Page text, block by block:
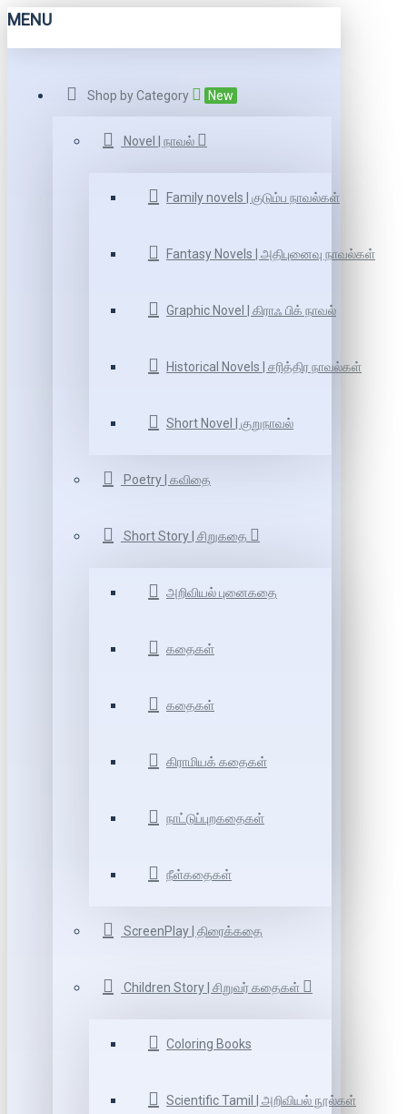
MENU
Shop by Category New
Novel | நாவல்
Family novels | குடும்ப நாவல்கள்
Fantasy Novels | அதிபுனைவு நாவல்கள்
Graphic Novel | கிராஃ பிக் நாவல்
Historical Novels | சரித்திர நாவல்கள்
Short Novel | குறுநாவல்
Poetry | கவிதை
Short Story | சிறுகதை
அறிவியல் புனைகதை
கதைகள்
கதைகள்
கிராமியக் கதைகள்
நாட்டுப்புறகதைகள்
நீள்கதைகள்
ScreenPlay | திரைக்கதை
Children Story | சிறுவர் கதைகள்
Coloring Books
Scientific Tamil | அறிவியல் நூல்கள்